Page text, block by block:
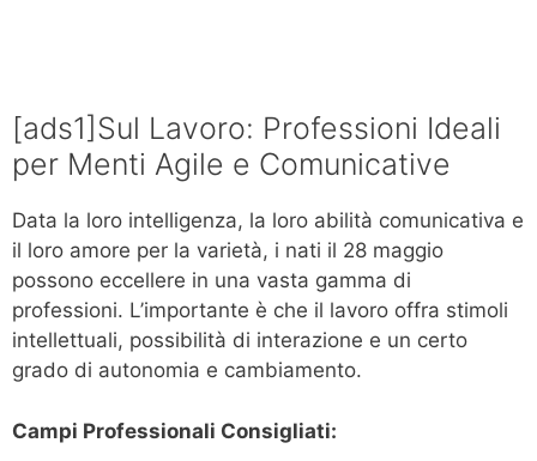
[ads1]Sul Lavoro: Professioni Ideali
per Menti Agile e Comunicative
Data la loro intelligenza, la loro abilità comunicativa e
il loro amore per la varietà, i nati il 28 maggio
possono eccellere in una vasta gamma di
professioni. L’importante è che il lavoro offra stimoli
intellettuali, possibilità di interazione e un certo
grado di autonomia e cambiamento.
Campi Professionali Consigliati: